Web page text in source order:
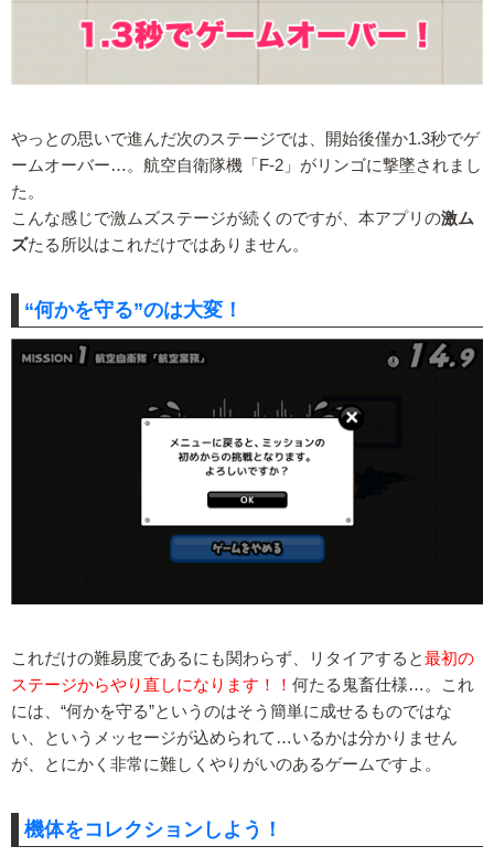
やっとの思いで進んだ次のステージでは、開始後僅か1.3秒でゲ
ームオーバー…。航空自衛隊機「F-2」がリンゴに撃墜されまし
た。
こんな感じで激ムズステージが続くのですが、本アプリの激ム
ズたる所以はこれだけではありません。
“何かを守る”のは大変！
これだけの難易度であるにも関わらず、リタイアすると最初の
ステージからやり直しになります！！ 何たる鬼畜仕様…。これ
には、“何かを守る”というのはそう簡単に成せるものではな
い、というメッセージが込められて…いるかは分かりません
が、とにかく非常に難しくやりがいのあるゲームですよ。
機体をコレクションしよう！